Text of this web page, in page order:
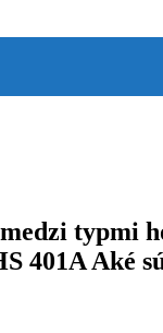
typmi
401A Aké